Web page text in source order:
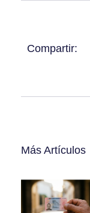
Compartir:
Más Artículos